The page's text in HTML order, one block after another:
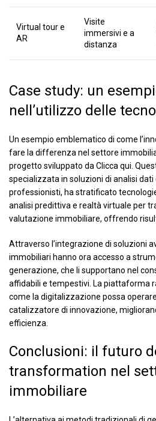
Virtual tour e
AR
Visite
immersivi e a
distanza
Case study: un
nell’utilizzo delle
Un esempio emblematico di come
fare la differenza nel settore
progetto sviluppato da Clicca qui .
specializzata in soluzioni di analisi
professionisti, ha stratificato
analisi predittiva e realtà virtuale per
valutazione immobiliare, offrendo
Attraverso l’integrazione di soluzioni
immobiliari hanno ora accesso a
generazione, che li supportano nel
affidabili e tempestivi. La piattaforma
come la digitalizzazione possa
catalizzatore di innovazione,
efficienza.
Conclusioni: il futuro
transformation nel
immobiliare